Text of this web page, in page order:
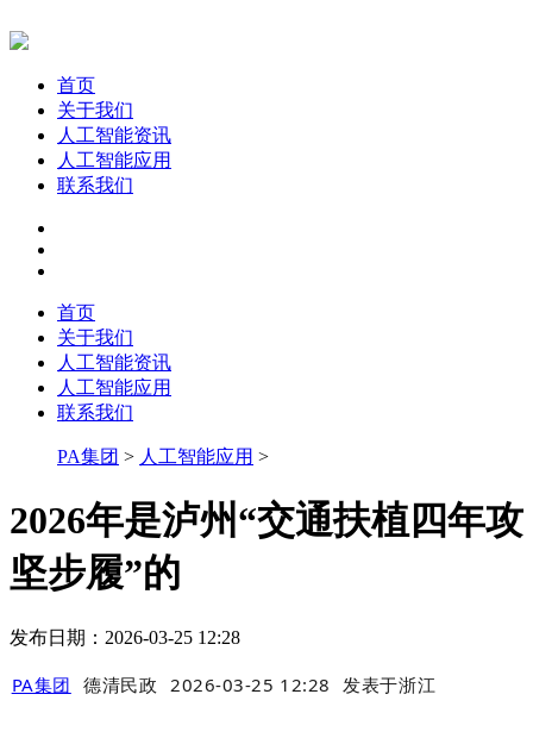
首页
关于我们
人工智能资讯
人工智能应用
联系我们
首页
关于我们
人工智能资讯
人工智能应用
联系我们
PA集团 > 人工智能应用 >
2026年是泸州“交通扶植四年攻
坚步履”的
发布日期：2026-03-25 12:28
PA集团 德清民政 2026-03-25 12:28 发表于浙江